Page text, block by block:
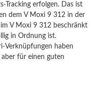
Tracking erfolgen. Das ist
dem V Moxi 9 312 in der
V Moxi 9 312 beschränkt
in Ordnung ist.
Verknüpfungen haben
für einen guten